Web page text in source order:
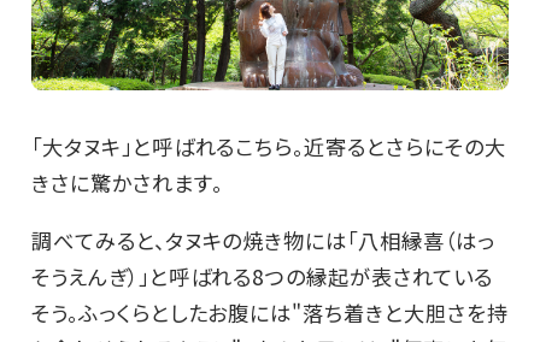
「大タヌキ」と呼ばれるこちら。近寄るとさらにその大
きさに驚かされます。
調べてみると、タヌキの焼き物には「八相縁喜（はっ
そうえんぎ）」と呼ばれる8つの縁起が表されている
そう。ふっくらとしたお腹には"落ち着きと大胆さを持